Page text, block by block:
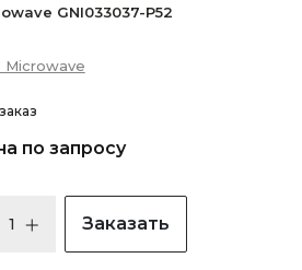
GNI033037-P52
Microwave
по запросу
Заказать